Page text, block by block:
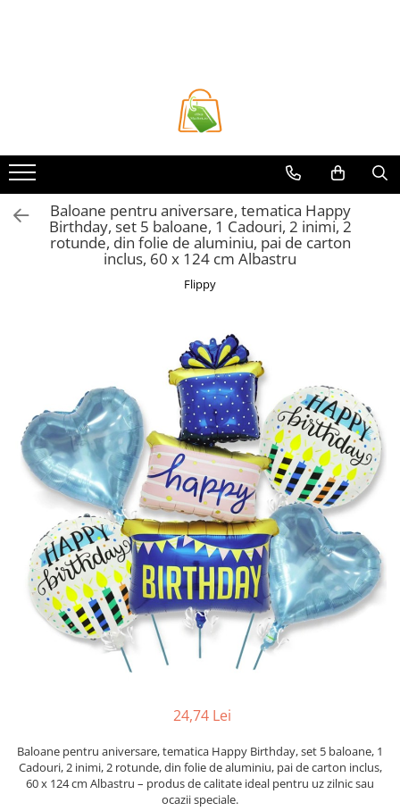
Accesorii Birou si Consumabile
Articole pentru baie
Articole pentru Bucatarie
Accesorii Bucătărie
Dozatoare Condimente
Organizatoare si Depozitare
Pahare, Sticle si Cani
Ustensile pentru Bucătărie
Ustensile pentru Bucătărie
Veselă pentru Masă
Articole pentru Casa si Curatenie
Accesorii Ingrijire Casa
Cutii depozitare
Diverse Casa
Incalzire si climatizare
Lumanari
Maturi, Perii, Mopuri si Galeti
Perne Voiaj, Paturi si Textile
Produse ingrijire incaltaminte
Steaguri
Tapet 3D Autoadeziv
Baloane pentru aniversare, tematica Happy
Birthday, set 5 baloane, 1 Cadouri, 2 inimi, 2
rotunde, din folie de aluminiu, pai de carton
inclus, 60 x 124 cm Albastru
Flippy
24,74 Lei
Baloane pentru aniversare, tematica Happy Birthday, set 5 baloane, 1
Cadouri, 2 inimi, 2 rotunde, din folie de aluminiu, pai de carton inclus,
60 x 124 cm Albastru – produs de calitate ideal pentru uz zilnic sau
ocazii speciale.